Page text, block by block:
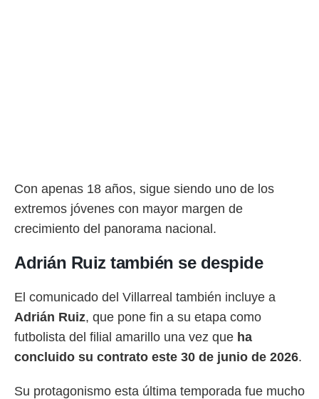
Con apenas 18 años, sigue siendo uno de los
extremos jóvenes con mayor margen de
crecimiento del panorama nacional.
Adrián Ruiz también se despide
El comunicado del Villarreal también incluye a
Adrián Ruiz, que pone fin a su etapa como
futbolista del filial amarillo una vez que ha
concluido su contrato este 30 de junio de 2026.
Su protagonismo esta última temporada fue mucho